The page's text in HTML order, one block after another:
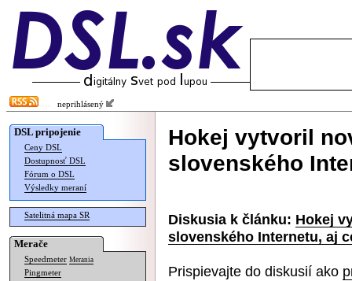
neprihlásený
DSL pripojenie
Ceny DSL
Dostupnosť DSL
Fórum o DSL
Výsledky meraní
Satelitná mapa SR
Merače
Speedmeter Merania
Pingmeter
Hokej vytvoril
slovenského
Diskusia k článku: Hokej
slovenského Internetu, aj
Prispievajte do diskusií ako